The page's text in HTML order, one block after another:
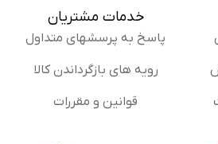
خدمات مشتریان
پاسخ به پرسشهای متداول
رویه های بازگرداندن کالا
قوانین و مقررات